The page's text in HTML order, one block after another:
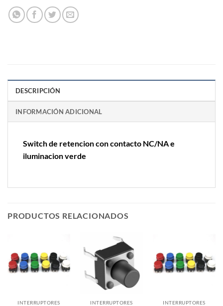
DESCRIPCIÓN
INFORMACIÓN ADICIONAL
Switch de retencion con contacto NC/NA e
iluminacion verde
PRODUCTOS RELACIONADOS
INTERRUPTORES INTERRUPTORES INTERRUPTORES